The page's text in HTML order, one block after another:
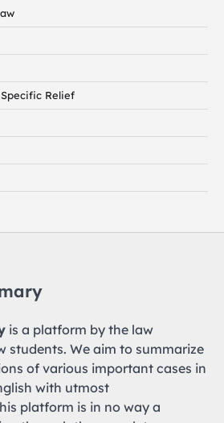
Relief
is a platform by the law
students. We aim to summarize
of various important cases in
with utmost
platform is in no way a